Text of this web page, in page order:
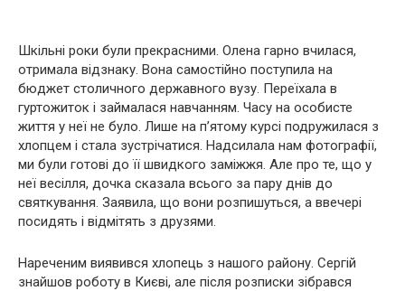
Шкільні роки були прекрасними. Олена гарно вчилася,
отримала відзнаку. Вона самостійно поступила на
бюджет столичного державного вузу. Переїхала в
гуртожиток і займалася навчанням. Часу на особисте
життя у неї не було. Лише на п’ятому курсі подружилася з
хлопцем і стала зустрічатися. Надсилала нам фотографії,
ми були готові до її швидкого заміжжя. Але про те, що у
неї весілля, дочка сказала всього за пару днів до
святкування. Заявила, що вони розпишуться, а ввечері
посидять і відмітять з друзями.
Нареченим виявився хлопець з нашого району. Сергій
знайшов роботу в Києві, але після розписки зібрався